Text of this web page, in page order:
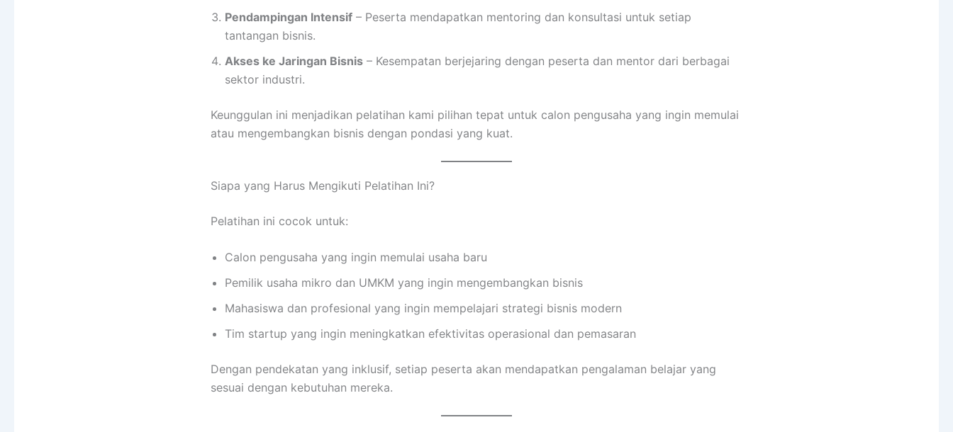
Pendampingan Intensif – Peserta mendapatkan mentoring dan konsultasi untuk setiap
tantangan bisnis.
Akses ke Jaringan Bisnis – Kesempatan berjejaring dengan peserta dan mentor dari berbagai
sektor industri.
Keunggulan ini menjadikan pelatihan kami pilihan tepat untuk calon pengusaha yang ingin memulai
atau mengembangkan bisnis dengan pondasi yang kuat.
Siapa yang Harus Mengikuti Pelatihan Ini?
Pelatihan ini cocok untuk:
Calon pengusaha yang ingin memulai usaha baru
Pemilik usaha mikro dan UMKM yang ingin mengembangkan bisnis
Mahasiswa dan profesional yang ingin mempelajari strategi bisnis modern
Tim startup yang ingin meningkatkan efektivitas operasional dan pemasaran
Dengan pendekatan yang inklusif, setiap peserta akan mendapatkan pengalaman belajar yang
sesuai dengan kebutuhan mereka.